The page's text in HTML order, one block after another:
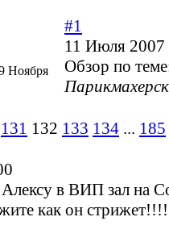
Ноября
#1
11 Июля 2007
Обзор по
131 132 133 134 ... 185
в ВИП зал на
как он стрижет!!!!